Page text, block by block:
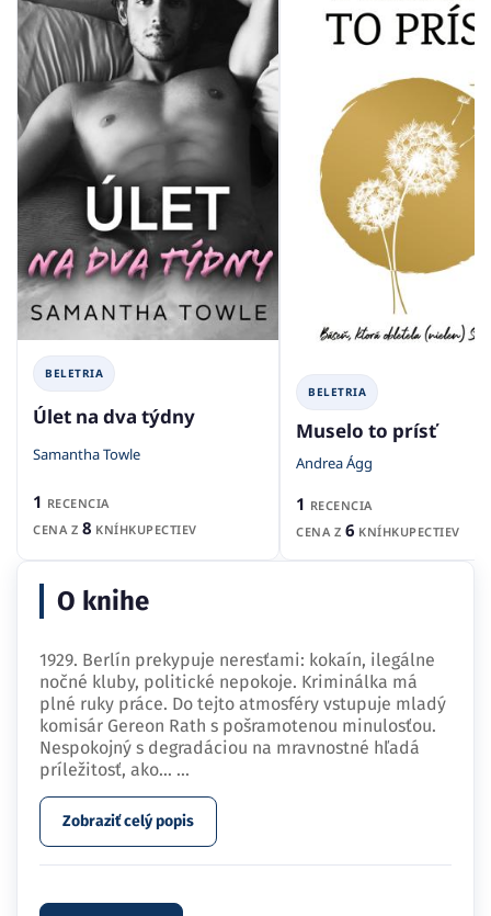
BELETRIA
Úlet na dva týdny
Samantha Towle
1 RECENCIA
CENA Z 8 KNÍHKUPECTIEV
BELETRIA
Muselo to prísť
Andrea Ágg
1 RECENCIA
CENA Z 6 KNÍHKUPECTIEV
O knihe
1929. Berlín prekypuje neresťami: kokaín, ilegálne
nočné kluby, politické nepokoje. Kriminálka má
plné ruky práce. Do tejto atmosféry vstupuje mladý
komisár Gereon Rath s pošramotenou minulosťou.
Nespokojný s degradáciou na mravnostné hľadá
príležitosť, ako… ...
Zobraziť celý popis